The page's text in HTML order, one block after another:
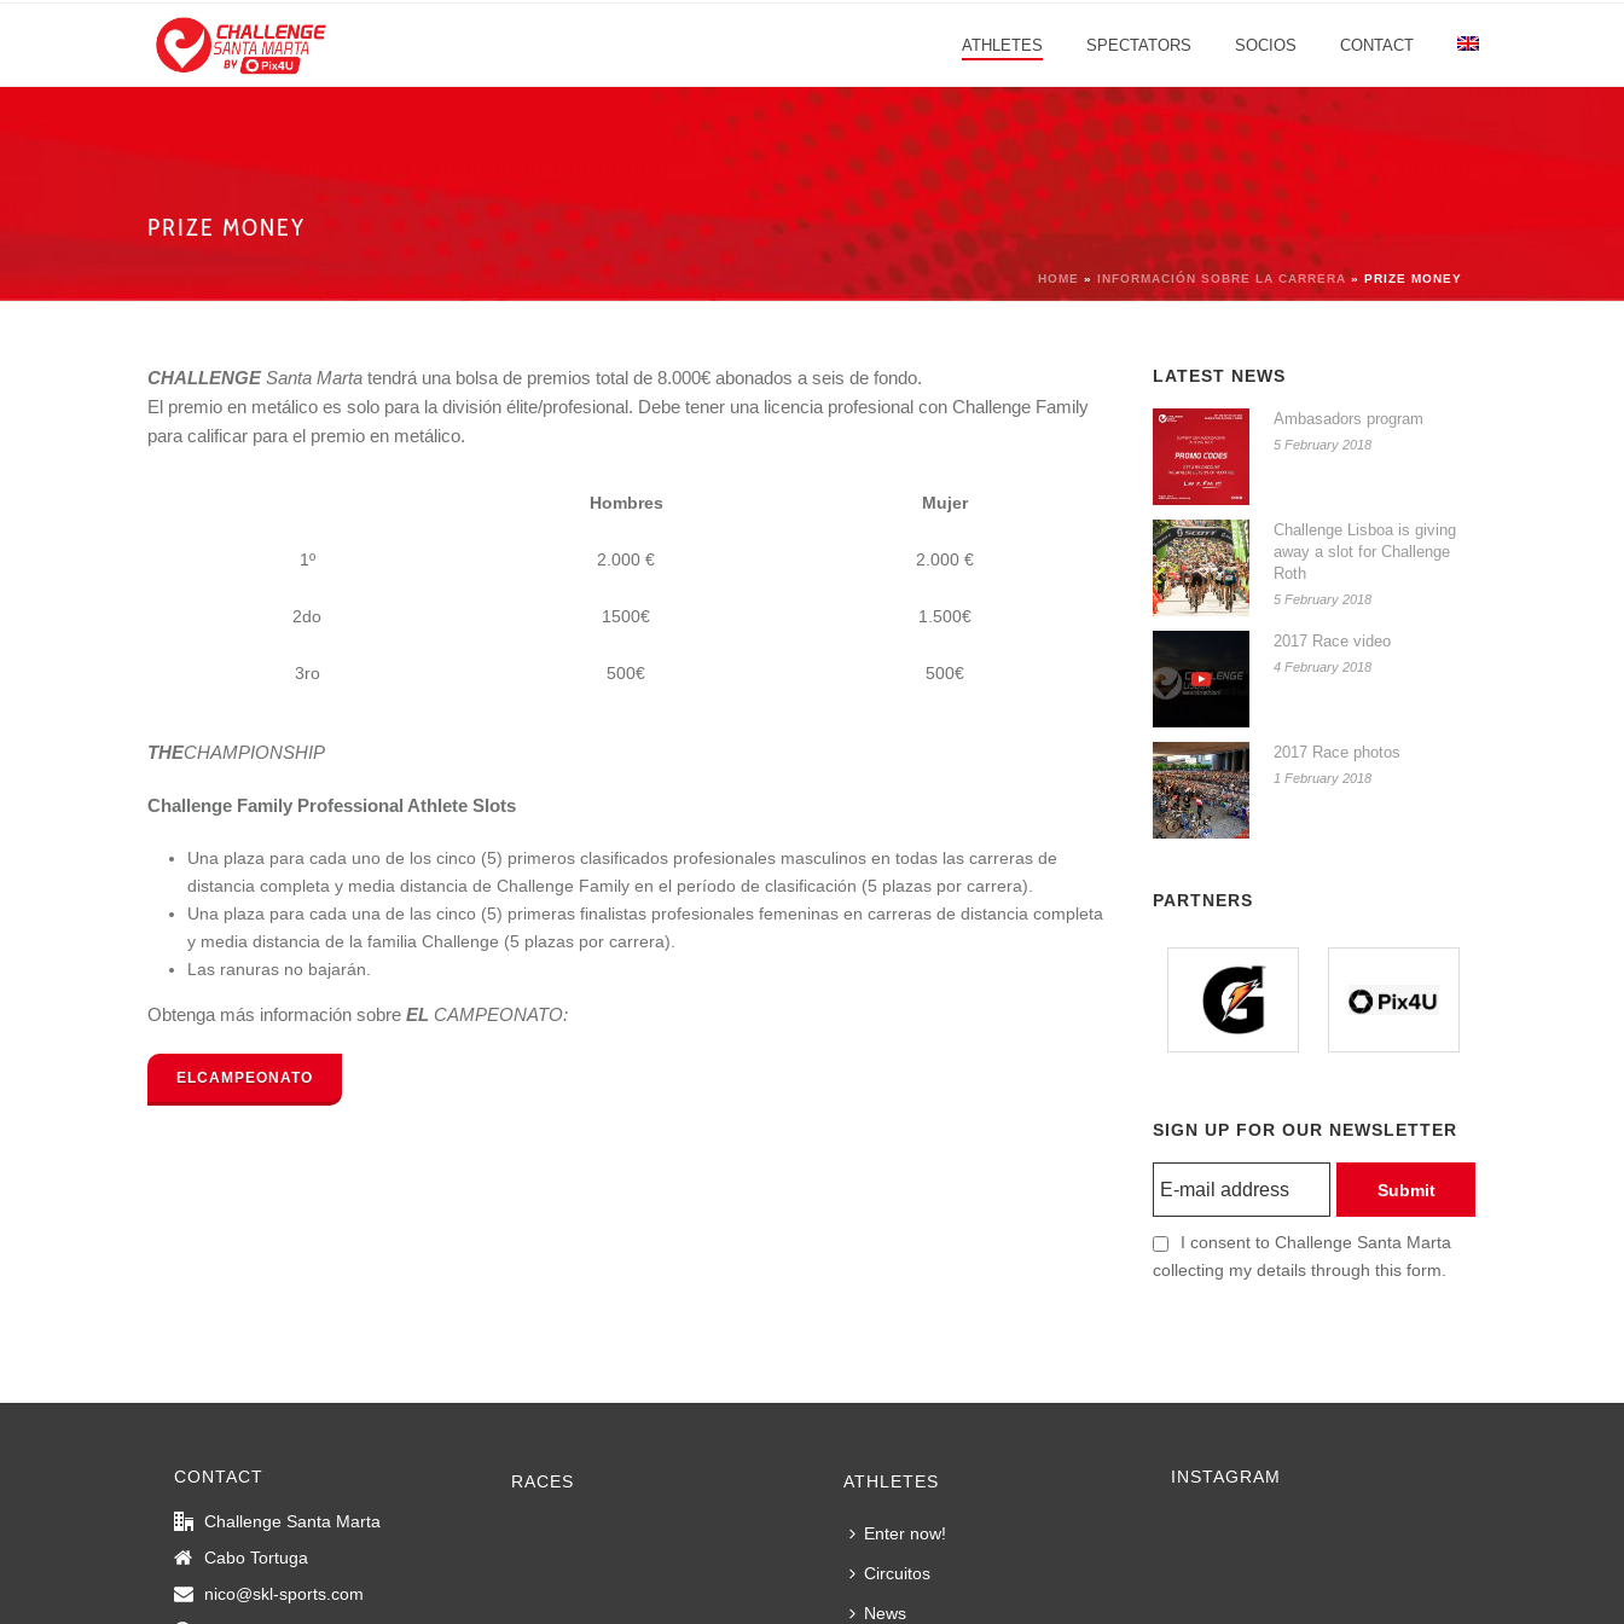
ATHLETES SPECTATORS SOCIOS CONTACT
PRIZE MONEY
HOME » INFORMACIÓN SOBRE LA CARRERA» PRIZE MONEY
CHALLENGESanta Marta tendrá una bolsa de premios total de 8.000€ abonados a seis de fondo.
El premio en metálico es solo para la división élite/profesional. Debe tener una licencia profesional con Challenge Family
para calificar para el premio en metálico.
Hombres Mujer
1º 2.000 € 2.000 €
2do 1500€ 1.500€
3ro 500€ 500€
THECHAMPIONSHIP
Challenge Family Professional Athlete Slots
Una plaza para cada uno de los cinco (5) primeros clasificados profesionales masculinos en todas las carreras de
distancia completa y media distancia de Challenge Family en el período de clasificación (5 plazas por carrera).
Una plaza para cada una de las cinco (5) primeras finalistas profesionales femeninas en carreras de distancia completa
y media distancia de la familia Challenge (5 plazas por carrera).
Las ranuras no bajarán.
Obtenga más información sobre EL CAMPEONATO:
ELCAMPEONATO
LATEST NEWS
Ambasadors program
5 February 2018
Challenge Lisboa is giving
away a slot for Challenge
Roth
5 February 2018
2017 Race video
4 February 2018
2017 Race photos
1 February 2018
PARTNERS
SIGN UP FOR OUR NEWSLETTER
Submit
I consent to Challenge Santa Marta
collecting my details through this form.
CONTACT
Challenge Santa Marta
Cabo Tortuga
nico@skl-sports.com
RACES ATHLETES
Enter now!
Circuitos
News
INSTAGRAM